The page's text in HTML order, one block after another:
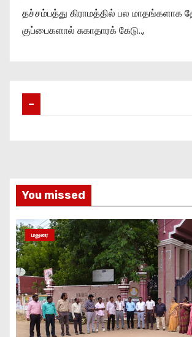
தச்சம்பத்து கிராமத்தில் பல மாதங்களாக
குப்பைகளால் சுகாதாரக் கேடு..,
–
You missed
மதுரை